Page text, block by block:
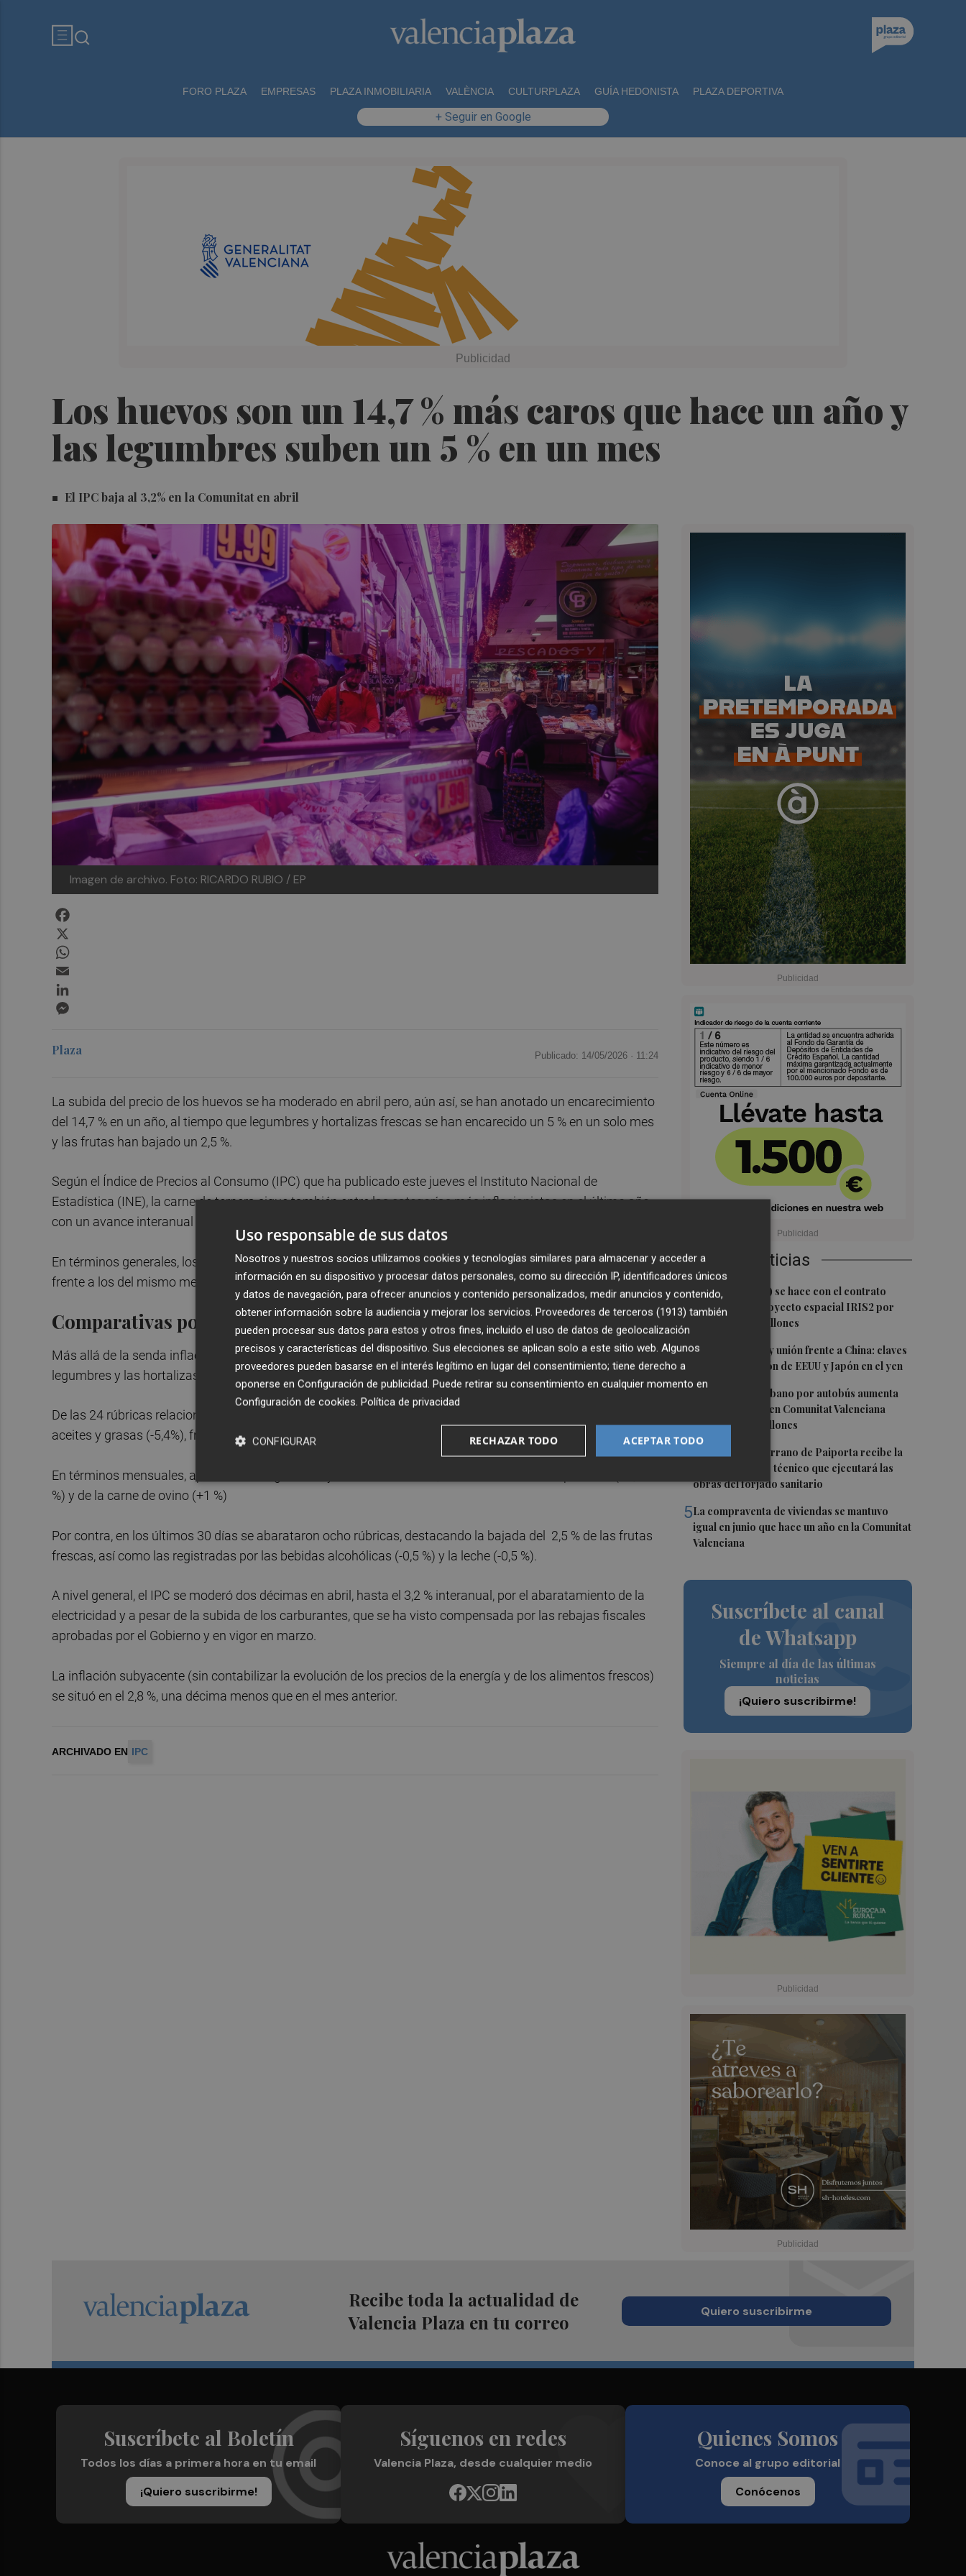
FORO PLAZA EMPRESAS PLAZA INMOBILIARIA VALÈNCIA CULTURPLAZA GUÍA HEDONISTA PLAZA DEPORTIVA
+ Seguir en Google
Los huevos son un 14,7 % más caros que hace un año y
las legumbres suben un 5 % en un mes
El IPC baja al 3,2% en la Comunitat en abril
Imagen de archivo. Foto: RICARDO RUBIO / EP
Últimas Noticias
1Hispasat (Indra) se hace con el contrato
principal del proyecto espacial IRIS2 por
más de 1.600 millones
2Venta de bonos y unión frente a China: claves
de la intervención de EEUU y Japón en el yen
3 El transporte urbano por autobús aumenta
un 1,9% en junio en Comunitat Valenciana
hasta los 17,4 millones
4 El CEIP Rosa Serrano de Paiporta recibe la
visita del equipo técnico que ejecutará las
obras del forjado sanitario
5La compraventa de viviendas se mantuvo
igual en junio que hace un año en la Comunitat
Valenciana
Suscríbete al canal
de Whatsapp
Siempre al día de las últimas
noticias
¡Quiero suscribirme!
Plaza Publicado: 14/05/2026 · 11:24
La subida del precio de los huevos se ha moderado en abril pero, aún así, se han anotado un encarecimiento
del 14,7 % en un año, al tiempo que legumbres y hortalizas frescas se han encarecido un 5 % en un solo mes
y las frutas han bajado un 2,5 %.
Según el Índice de Precios al Consumo (IPC) que ha publicado este jueves el Instituto Nacional de
Estadística (INE), la carne de ternera sigue también entre las categorías más inflacionistas en el último año,
con un avance interanual del 13,3 %.
En términos generales, los precios de los alimentos y bebidas no alcohólicas han repuntado en abril un 2,6 %
frente a los del mismo mes de 2025 y un 0,2 % respecto a marzo.
Comparativas por rúbricas
Más allá de la senda inflacionista del huevo y de la carne de vacuno, también destaca la subida anual de las
legumbres y las hortalizas frescas (+11,5 %), la carne de ovino (+9 %) y el pescado (+8,7 %).
De las 24 rúbricas relacionadas con la alimentación, sólo cinco se abarataron en los últimos 12 meses:
aceites y grasas (-5,4%), frutas frescas (-2,8 %), azúcar (-2,5 %), patatas (-1,2 %) y carne de porcino (-0,3 %).
En términos mensuales, aparte de las legumbres y hortalizas frescas, destaca la subida del pescado (+1,6
%) y de la carne de ovino (+1 %)
Por contra, en los últimos 30 días se abarataron ocho rúbricas, destacando la bajada del 2,5 % de las frutas
frescas, así como las registradas por las bebidas alcohólicas (-0,5 %) y la leche (-0,5 %).
A nivel general, el IPC se moderó dos décimas en abril, hasta el 3,2 % interanual, por el abaratamiento de la
electricidad y a pesar de la subida de los carburantes, que se ha visto compensada por las rebajas fiscales
aprobadas por el Gobierno y en vigor en marzo.
La inflación subyacente (sin contabilizar la evolución de los precios de la energía y de los alimentos frescos)
se situó en el 2,8 %, una décima menos que en el mes anterior.
ARCHIVADO EN IPC
Recibe toda la actualidad de
Valencia Plaza en tu correo
Quiero suscribirme
Suscríbete al Boletín
Todos los días a primera hora en tu email
¡Quiero suscribirme!
Síguenos en redes
Valencia Plaza, desde cualquier medio
Quienes Somos
Conoce al grupo editorial
Conócenos
Uso responsable de sus datos
Nosotros y nuestros socios utilizamos cookies y tecnologías similares para almacenar y acceder a
información en su dispositivo y procesar datos personales, como su dirección IP, identificadores únicos
y datos de navegación, para ofrecer anuncios y contenido personalizados, medir anuncios y contenido,
obtener información sobre la audiencia y mejorar los servicios. Proveedores de terceros (1913) también
pueden procesar sus datos para estos y otros fines, incluido el uso de datos de geolocalización
precisos y características del dispositivo. Sus elecciones se aplican solo a este sitio web. Algunos
proveedores pueden basarse en el interés legítimo en lugar del consentimiento; tiene derecho a
oponerse en Configuración de publicidad. Puede retirar su consentimiento en cualquier momento en
Configuración de cookies. Política de privacidad
ACEPTAR TODO
RECHAZAR TODO
CONFIGURAR